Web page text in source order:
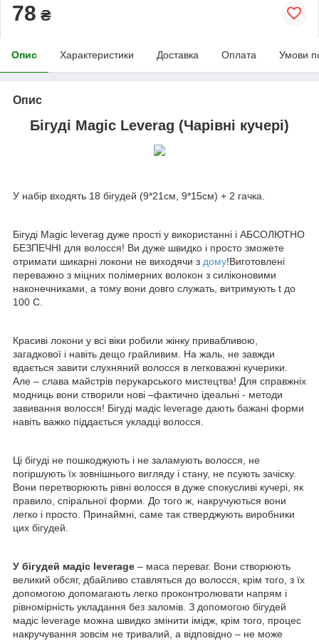
78 ₴
Опис Характеристики Доставка Оплата Умови
Опис
Бігуді Magic Leverag (Чарівні кучері)
У набір входять 18 бігудей (9*21см, 9*15см) + 2 гачка.
Бігуді Magic leverag дуже прості у використанні і АБСОЛЮТНО
БЕЗПЕЧНІ для волосся! Ви дуже швидко і просто зможете
отримати шикарні локони не виходячи з дому!Виготовлені
переважно з міцних полімерних волокон з силіконовими
наконечниками, а тому вони довго служать, витримують t до
100 С.
Красиві локони у всі віки робили жінку привабливою,
загадкової і навіть дещо грайливим. На жаль, не завжди
вдається завити слухняний волосся в легковажні кучерики.
Але – слава майстрів перукарського мистецтва! Для справжніх
модниць вони створили нові –фактично ідеальні - методи
завивання волосся! Бігуді мадіс leverage дають бажані форми
навіть важко піддається укладці волосся.
Ці бігуді не пошкоджують і не заламують волосся, не
погіршують їх зовнішнього вигляду і стану, не псують зачіску.
Вони перетворюють рівні волосся в дуже спокусливі кучері, як
правило, спіральної форми. До того ж, накручуються вони
легко і просто. Принаймні, саме так стверджують виробники
цих бігудей.
У бігудей мадіс leverage – маса переваг. Вони створюють
великий обсяг, дбайливо ставляться до волосся, крім того, з їх
допомогою допомагають легко проконтролювати напрям і
рівномірність укладання без заломів. З допомогою бігудей
мадіс leverage можна швидко змінити імідж, крім того, процес
накручування зовсім не тривалий, а відповідно – не може